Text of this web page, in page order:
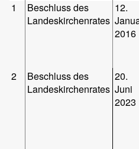
1
Beschluss des
Landeskirchenrates
12.
2016
2
Beschluss des
Landeskirchenrates
20.
Juni
2023